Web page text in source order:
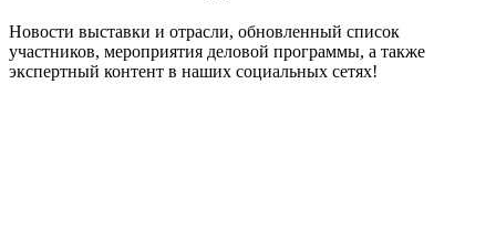
Новости выставки и отрасли, обновленный список
участников, мероприятия деловой программы, а также
экспертный контент в наших социальных сетях!